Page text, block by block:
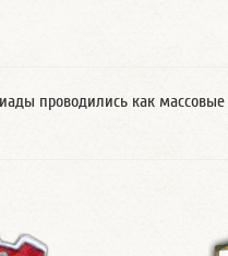
проводились как